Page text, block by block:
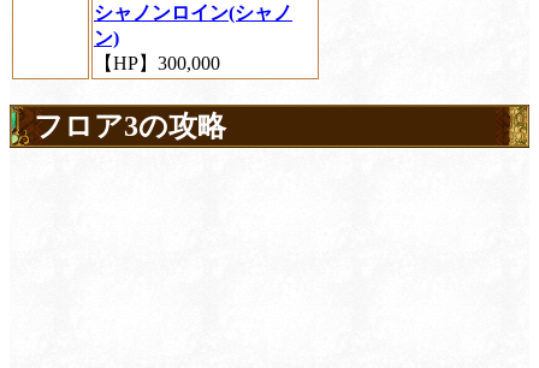
シャノンロイン(シャノ
ン)
【HP】300,000
フロア3の攻略